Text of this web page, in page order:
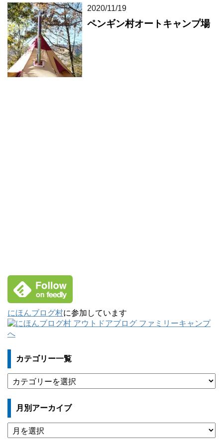
2020/11/19
ペンギン村オートキャンプ場
にほんブログ村に参加しています
カテゴリー一覧
テ
ゴ
ー
一
覧
月別アーカイブ
月
別